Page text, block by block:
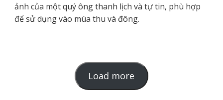
ảnh của một quý ông thanh lịch và tự tin, phù hợp
để sử dụng vào mùa thu và đông.
Load more
o